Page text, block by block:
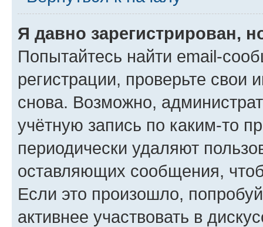
Я давно зарегистрирован,
Попытайтесь найти email-
регистрации, проверьте свои
снова. Возможно,
учётную запись по каким-то
периодически удаляют
оставляющих сообщения,
Если это произошло,
активнее участвовать в